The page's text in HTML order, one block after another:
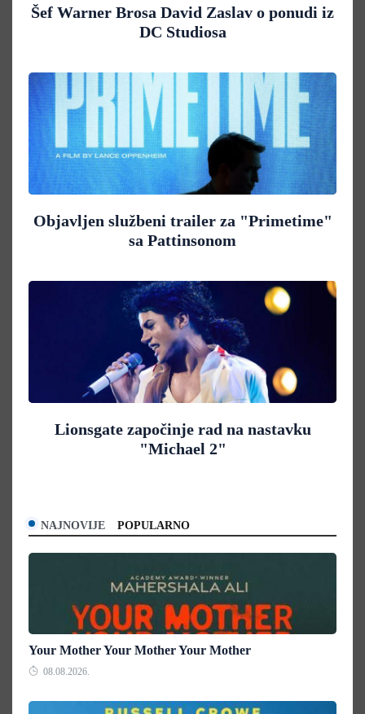
Šef Warner Brosa David Zaslav o ponudi iz
DC Studiosa
Objavljen službeni trailer za "Primetime"
sa Pattinsonom
Lionsgate započinje rad na nastavku
"Michael 2"
NAJNOVIJE POPULARNO
Your Mother Your Mother Your Mother
08.08.2026.